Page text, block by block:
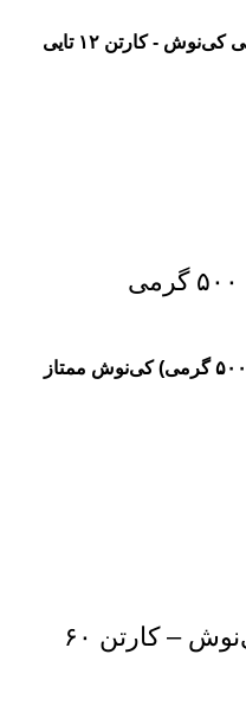
چای سبز بسته بندی نیم کیلویی (۵۰۰ گرمی) کی‌نوش ممتاز
چای سبز ۱۰۰ گرمی کی‌نوش – کارتن ۶۰